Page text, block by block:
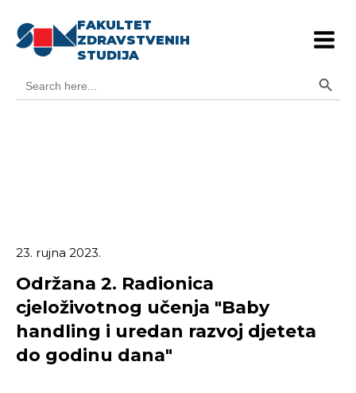
FAKULTET
ZDRAVSTVENIH
STUDIJA
for:
23. rujna 2023.
Održana 2. Radionica
cjeloživotnog učenja "Baby
handling i uredan razvoj djeteta
do godinu dana"